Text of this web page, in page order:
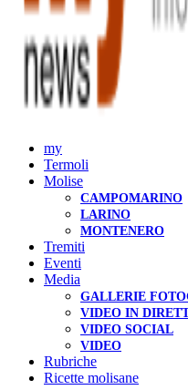
my
Termoli
Molise
CAMPOMARINO
LARINO
MONTENERO
Tremiti
Eventi
Media
GALLERIE
VIDEO IN
VIDEO SOCIAL
VIDEO
Rubriche
Ricette molisane